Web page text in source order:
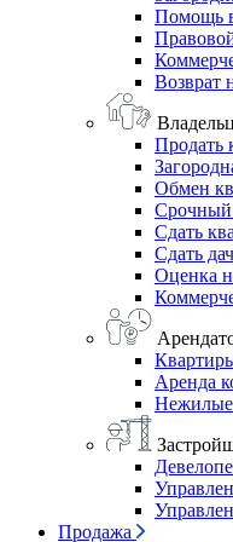
Помощь
Возврат
Продать
Обмен
Срочный
Сдать
Сдать
Оценка
Аренда
Продажа